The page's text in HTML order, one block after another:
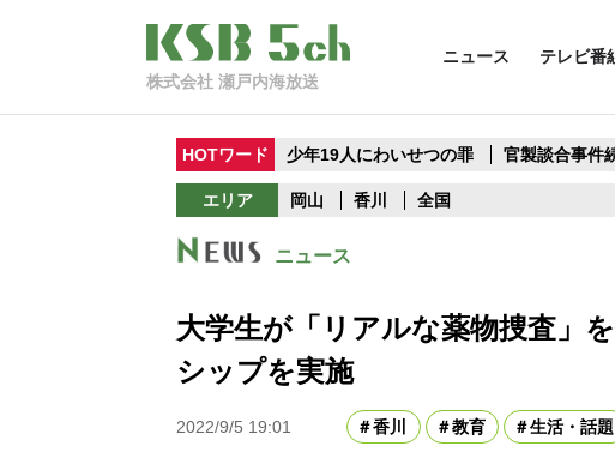
株式会社 瀬戸内海放送
ニュース テレビ番
HOTワード 少年19人にわいせつの罪 官製談合事件
エリア 岡山 香川 全国
ニュース
大学生が「リアルな薬物捜査」
シップを実施
2022/9/5 19:01 香川 教育 生活・話題